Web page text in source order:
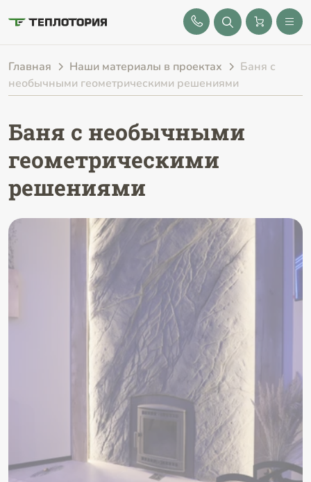
8 (843) 212-25-32
Главная Наши материалы в проектах
Баня с
необычными геометрическими решениями
Баня с необычными
геометрическими
решениями